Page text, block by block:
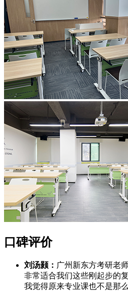
口碑评价
刘汤颢： 广州新东方考研老
非常适合我们这些刚起步的
我觉得原来专业课也不是那